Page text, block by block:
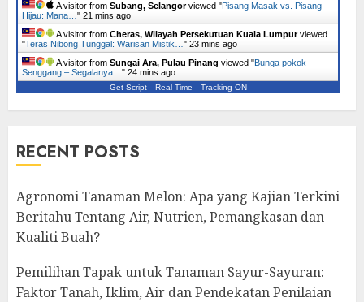
A visitor from Subang, Selangorviewed "Pisang Masak vs. Pisang
Hijau: Mana… " 21 mins ago
A visitor from Cheras, Wilayah Persekutuan Kuala Lumpurviewed
"Teras Nibong Tunggal: Warisan Mistik… " 23 mins ago
A visitor from Sungai Ara, Pulau Pinang viewed "Bunga pokok
Senggang – Segalanya… " 24 mins ago
Get Script Real Time Tracking ON
RECENT POSTS
Agronomi Tanaman Melon: Apa yang Kajian Terkini
Beritahu Tentang Air, Nutrien, Pemangkasan dan
Kualiti Buah?
Pemilihan Tapak untuk Tanaman Sayur-Sayuran:
Faktor Tanah, Iklim, Air dan Pendekatan Penilaian